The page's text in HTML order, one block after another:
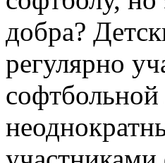
добра?
регулярно